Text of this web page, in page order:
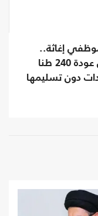
إغاثة..
قبرص تعلن عودة 240 طنا
دون تسليمها